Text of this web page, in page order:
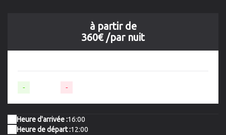
à partir de
360€/par nuit
- -
Heure d'arrivée :16:00
Heure de départ :12:00